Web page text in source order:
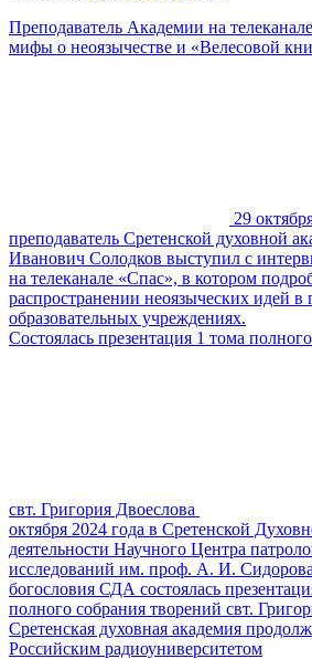
Преподаватель Академии на
мифы о неоязычестве и «Велесовой
29
преподаватель Сретенской духовной
Иванович Солодков выступил с
на телеканале «Спас», в котором
распространении неоязыческих идей в
образовательных учреждениях.
Состоялась презентация 1 тома
свт. Григория Двоеслова
октября 2024 года в Сретенской
деятельности Научного Центра
исследований им. проф. А. И.
богословия СДА состоялась
полного собрания творений свт.
Сретенская духовная академия
Российским радиоуниверситетом